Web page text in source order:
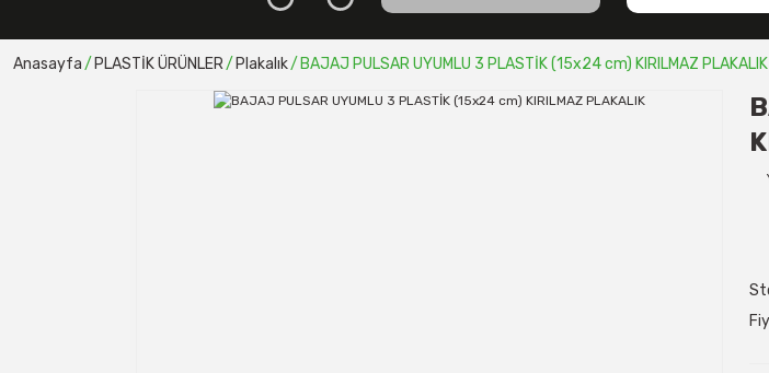
Anasayfa PLASTİK ÜRÜNLER Plakalık BAJAJ PULSAR UYUMLU 3 PLASTİK (15x24 cm) KIRILMAZ PLAKALIK